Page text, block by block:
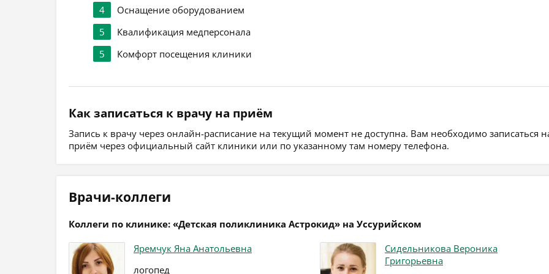
4
Оснащение оборудованием
5
Квалификация медперсонала
5
Комфорт посещения клиники
Как записаться к врачу на приём
Запись к врачу через онлайн-расписание на текущий момент не доступна. Вам необходимо записаться
приём через официальный сайт клиники или по указанному там номеру телефона.
Врачи-коллеги
Коллеги по клинике: «Детская поликлиника Астрокид» на Уссурийском
Яремчук Яна Анатольевна
логопед
Сидельникова Вероника
Григорьевна